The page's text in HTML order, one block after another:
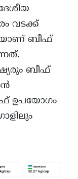
വടക്ക്
ബീഫ്
ബീഫ്
ഉപയോഗം